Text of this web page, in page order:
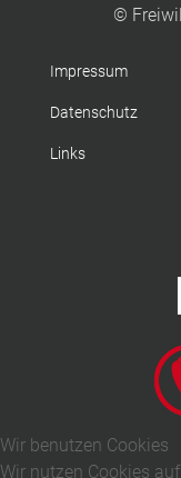
©
Impressum
Datenschutz
Links
Wir benutzen Cookies
Wir nutzen Cookies